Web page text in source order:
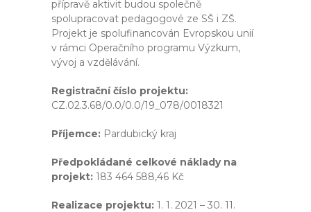
přípravě aktivit budou společně
spolupracovat pedagogové ze SŠ i ZŠ.
Projekt je spolufinancován Evropskou unií
v rámci Operačního programu Výzkum,
vývoj a vzdělávání.
Registrační číslo projektu:
CZ.02.3.68/0.0/0.0/19_078/0018321
Příjemce: Pardubický kraj
Předpokládané celkové náklady na
projekt: 183 464 588,46 Kč
Realizace projektu: 1. 1. 2021 – 30. 11.